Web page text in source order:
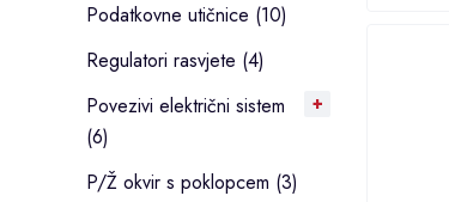
Podatkovne utičnice (10)
Regulatori rasvjete (4)
Povezivi električni sistem
(6)
P/Ž okvir s poklopcem (3)